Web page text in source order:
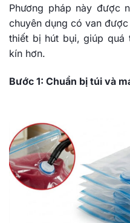
Phương pháp này được
chuyên dụng có van
thiết bị hút bụi, giúp quá
kín hơn.
Bước 1: Chuẩn bị túi và